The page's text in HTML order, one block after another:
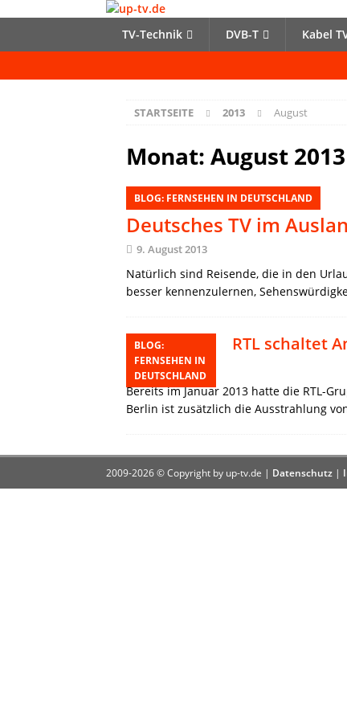
TV-Technik DVB-T Kabel
STARTSEITE 2013 August
Monat: August 2013
BLOG: FERNSEHEN IN DEUTSCHLAND
Deutsches TV im
9. August 2013
Natürlich sind Reisende, die in den
besser kennenzulernen,
BLOG:
FERNSEHEN IN
DEUTSCHLAND
RTL schaltet
5. August 2013
Bereits im Januar 2013 hatte die RTL-
Berlin ist zusätzlich die Ausstrahlung
2009-2026 © Copyright by up-tv.de | Datenschutz |